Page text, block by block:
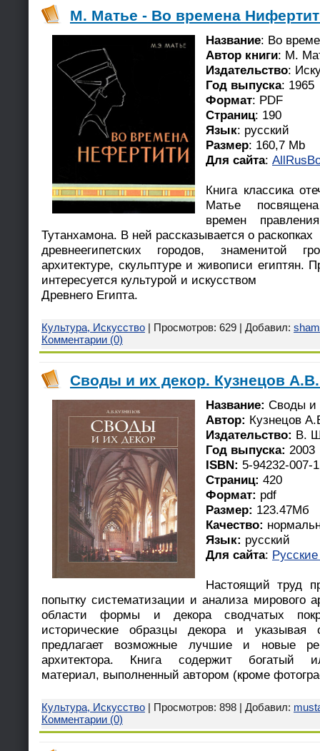
М. Матье - Во времена
Название: Во
Автор книги: М.
Издательство:
Год выпуска: 1965
Формат: PDF
Страниц: 190
Язык: русский
Размер: 160,7 Mb
Для сайта:
Книга классика
Матье
времен
Тутанхамона. В ней рассказывается о раскопках
древнеегипетских городов, знаменитой
архитектуре, скульптуре и живописи египтян.
интересуется культурой и искусством
Древнего Египта.
Культура, Искусство | Просмотров: 629 | Добавил:
Комментарии (0)
Своды и их декор. Кузнецов А.В.
Название: Своды и
Автор: Кузнецов
Издательство: В.
Год выпуска: 2003
ISBN: 5-94232-007-1
Страниц: 420
Формат: pdf
Размер: 123.47Мб
Качество:
Язык: русский
Для сайта: Русские
Настоящий труд
попытку систематизации и анализа мирового
области формы и декора сводчатых
исторические образцы декора и
предлагает возможные лучшие и новые
архитектора. Книга содержит богатый
материал, выполненный автором (кроме
Культура, Искусство | Просмотров: 898 | Добавил:
Комментарии (0)